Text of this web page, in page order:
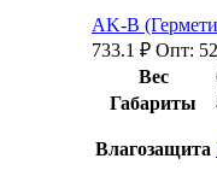
AK-B
733.1 ₽ Опт:
Вес
Габариты
Влагозащита